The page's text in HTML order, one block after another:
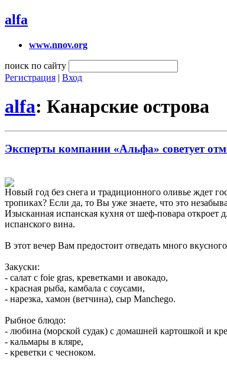
alfa
www.nnov.org
поиск по сайту
Регистрация | Вход
alfa: Канарские острова
Эксперты компании «Альфа» советует
Новый год без снега и традиционного оливье
тропиках? Если да, то Вы уже знаете, что это
Изысканная испанская кухня от шеф-повара откроет
испанского вина.
В этот вечер Вам предостоит отведать много
Закуски:
- салат с foie gras, креветками и авокадо,
- красная рыба, камбала с соусами,
- нарезка, хамон (ветчина), сыр Manchego.
Рыбное блюдо:
- любина (морской судак) с домашней картошкой и
- кальмары в кляре,
- креветки с чесноком.